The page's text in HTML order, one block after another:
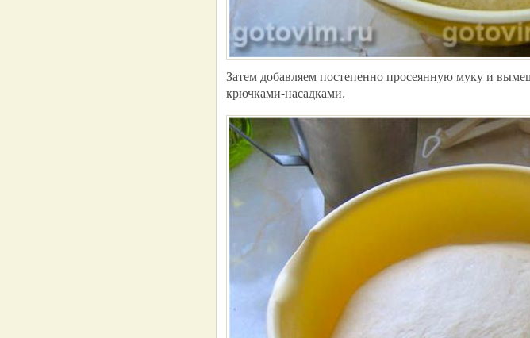
Затем добавляем постепенно просеянную муку и
крючками-насадками.